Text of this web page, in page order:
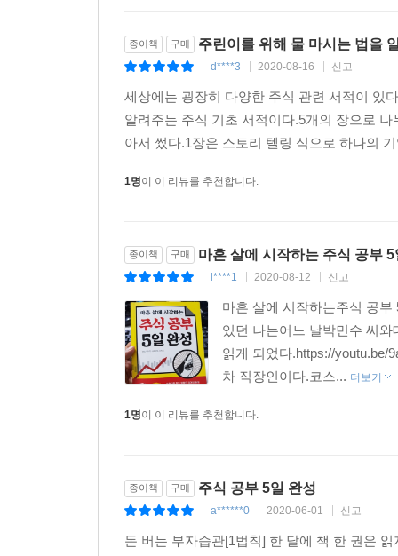
종이책 구매 주린이를 위해 물 마시는 법을
d****3 2020-08-16 신고
세상에는 굉장히 다양한 주식 관련 서적이 있
알려주는 주식 기초 서적이다.5개의 장으로
아서 썼다.1장은 스토리 텔링 식으로 하나의
1명이 이 리뷰를 추천합니다.
종이책 구매 마흔 살에 시작하는 주식 공부 5
i****1 2020-08-12 신고
마흔 살에 시작하는주식 공
있던 나는어느 날박민수 씨
읽게 되었다.https://youtu.be/
차 직장인이다.코스... 더보기
1명이 이 리뷰를 추천합니다.
종이책 구매 주식 공부 5일 완성
a******0 2020-06-01 신고
돈 버는 부자습관[1법칙] 한 달에 책 한 권은